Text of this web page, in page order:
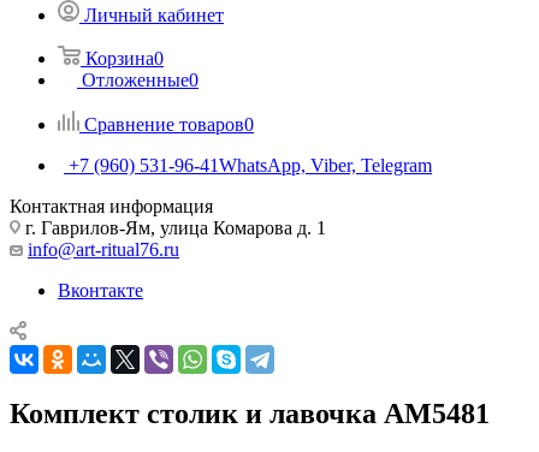
Личный кабинет
Корзина0
Отложенные0
Сравнение товаров0
+7 (960) 531-96-41WhatsApp, Viber, Telegram
Контактная информация
г. Гаврилов-Ям, улица Комарова д. 1
info@art-ritual76.ru
Вконтакте
Комплект столик и лавочка AM5481